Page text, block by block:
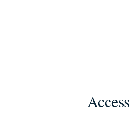
Access